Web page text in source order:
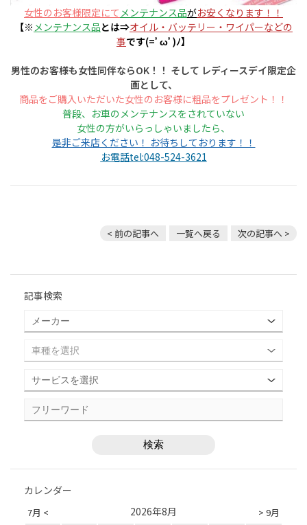
女性のお客様限定にてメンテナンス品がお安くなります！！
【※メンテナンス品とは⇒オイル・バッテリー・ワイパーなどの
事です(=ﾟωﾟ)ﾉ】
男性のお客様も女性同伴ならOK！！ そして レディースデイ限定企
画として、
商品をご購入いただいた女性のお客様に粗品をプレゼント！！
普段、お車のメンテナンスをされていない
女性の方がいらっしゃいましたら、
是非ご来店ください！ お待ちしております！！
お電話tel:048-524-3621
< 前の記事へ 一覧へ戻る 次の記事へ >
記事検索
カレンダー
7月 < > 9月
2026年8月